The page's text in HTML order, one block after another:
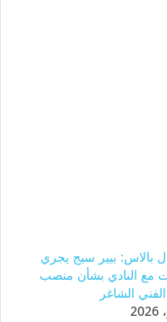
بالاس: بيير سيج يجري
مع النادي بشأن منصب
الشاغر